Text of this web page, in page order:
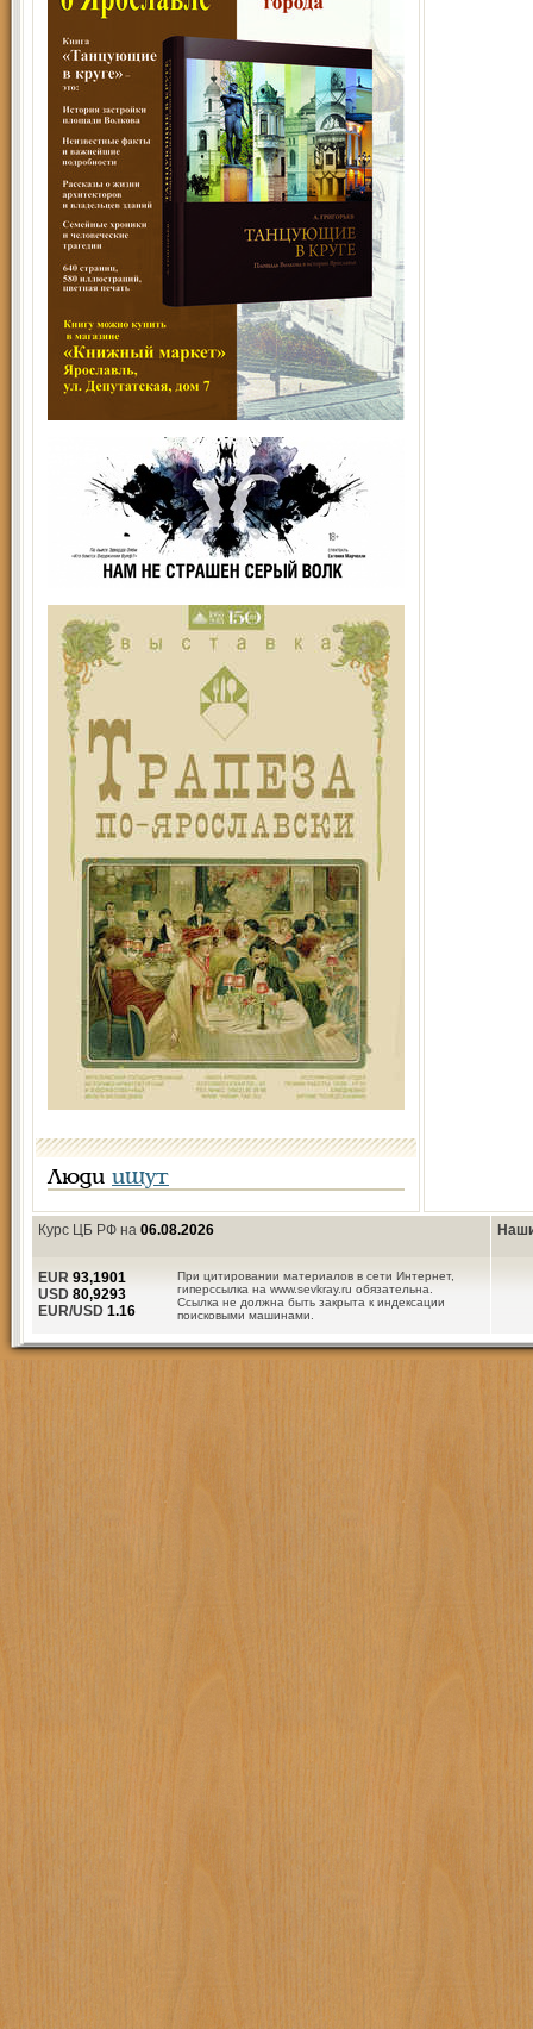
Люди ищут
Курс ЦБ РФ на 06.08.2026
При цитировании материалов в сети Интернет,
гиперссылка на www.sevkray.ru обязательна.
Ссылка не должна быть закрыта к индексации
поисковыми машинами.
EUR 93,1901
USD 80,9293
EUR/USD 1.16